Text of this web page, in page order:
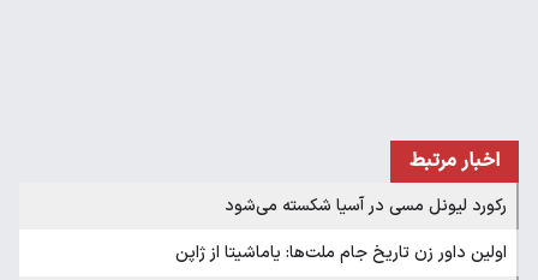
اخبار مرتبط
رکورد لیونل مسی در آسیا شکسته می‌شود
اولین داور زن تاریخ جام ملت‌ها: یاماشیتا از ژاپن